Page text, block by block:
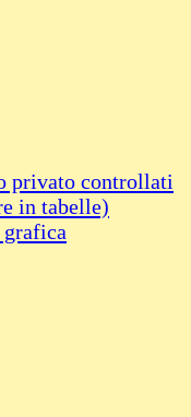
privato controllati
in tabelle)
grafica